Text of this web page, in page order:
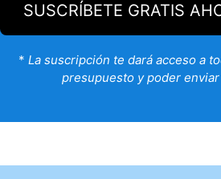
SUSCRÍBETE GRATIS
* La suscripción te dará acceso a
presupuesto y poder